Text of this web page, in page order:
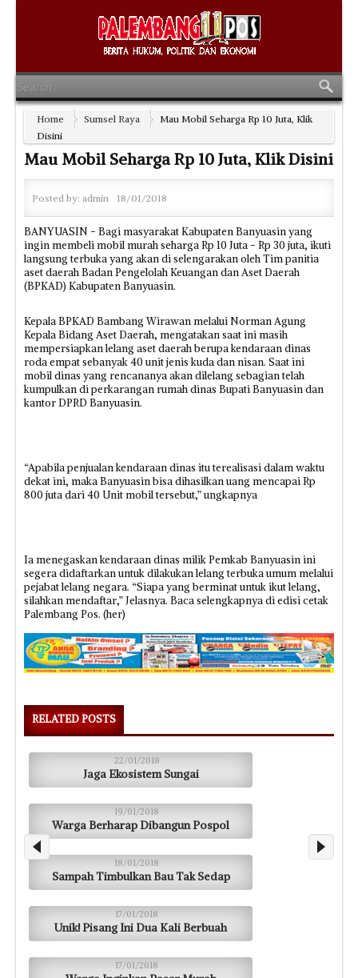
Home Sumsel Raya
Mau Mobil Seharga Rp 10 Juta, Klik
Disini
Mau Mobil Seharga Rp 10 Juta, Klik Disini
Posted by: admin 18/01/2018
BANYUASIN - Bagi masyarakat Kabupaten Banyuasin yang
ingin membeli mobil murah seharga Rp 10 Juta - Rp 30 juta, ikuti
langsung terbuka yang akan di selengarakan oleh Tim panitia
aset daerah Badan Pengelolah Keuangan dan Aset Daerah
(BPKAD) Kabupaten Banyuasin.
Kepala BPKAD Bambang Wirawan melalui Norman Agung
Kepala Bidang Aset Daerah, mengatakan saat ini masih
mempersiapkan lelang aset daerah berupa kendaraan dinas
roda empat sebanyak 40 unit jenis kuda dan nisan. Saat ini
mobil dinas yang rencananya akan dilelang sebagian telah
kumpulkan di perkarangan rumah dinas Bupati Banyuasin dan
kantor DPRD Banyuasin.
“Apabila penjualan kendaraan dinas itu terealisasi dalam waktu
dekat ini, maka Banyuasin bisa dihasilkan uang mencapai Rp
800 juta dari 40 Unit mobil tersebut,” ungkapnya
Ia menegaskan kendaraan dinas milik Pemkab Banyuasin ini
segera didaftarkan untuk dilakukan lelang terbuka umum melalui
pejabat lelang negara. “Siapa yang berminat untuk ikut lelang,
silahkan mendaftar,” Jelasnya. Baca selengkapnya di edisi cetak
Palembang Pos. (her)
RELATED POSTS
22/01/2018
Jaga Ekosistem Sungai
19/01/2018
Warga Berharap Dibangun Pospol
18/01/2018
Sampah Timbulkan Bau Tak Sedap
17/01/2018
Unik! Pisang Ini Dua Kali Berbuah
17/01/2018